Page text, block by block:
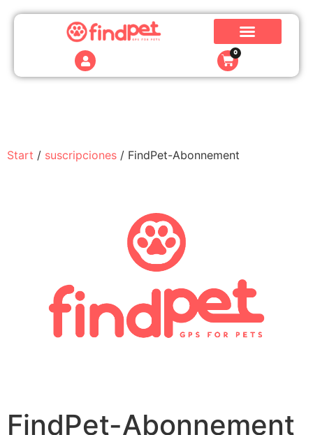
0
Start / suscripciones / FindPet-Abonnement
FindPet-Abonnement